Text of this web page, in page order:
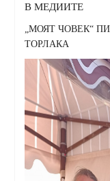
В МЕДИИТЕ
„МОЯТ ЧОВЕК“
ТОРЛАКА